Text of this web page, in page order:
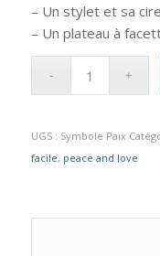
– Un stylet et sa cire
– Un plateau à
UGS : Symbole Paix
facile, peace and love